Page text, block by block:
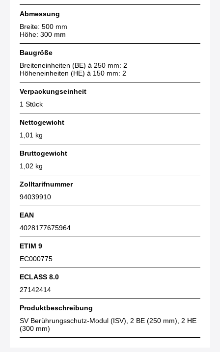
Abmessung
Breite: 500 mm
Höhe: 300 mm
Baugröße
Breiteneinheiten (BE) à 250 mm: 2
Höheneinheiten (HE) à 150 mm: 2
Verpackungseinheit
1 Stück
Nettogewicht
1,01 kg
Bruttogewicht
1,02 kg
Zolltarifnummer
94039910
EAN
4028177675964
ETIM 9
EC000775
ECLASS 8.0
27142414
Produktbeschreibung
SV Berührungsschutz-Modul (ISV), 2 BE (250 mm), 2 HE
(300 mm)